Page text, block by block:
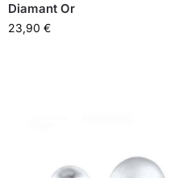
Diamant Or
23,90€